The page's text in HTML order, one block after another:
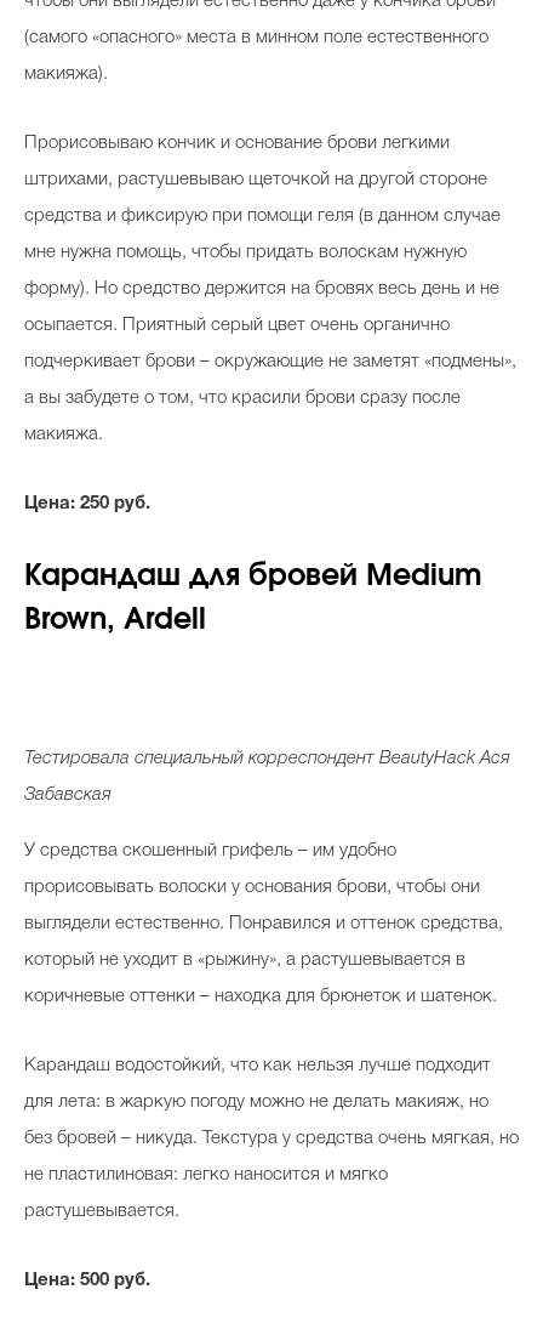
(самого «опасного» места в минном поле естественного
макияжа).
Прорисовываю кончик и основание брови легкими
штрихами, растушевываю щеточкой на другой стороне
средства и фиксирую при помощи геля (в данном случае
мне нужна помощь, чтобы придать волоскам нужную
форму). Но средство держится на бровях весь день и не
осыпается. Приятный серый цвет очень органично
подчеркивает брови – окружающие не заметят «подмены»,
а вы забудете о том, что красили брови сразу после
макияжа.
Цена: 250 руб.
Карандаш для бровей Medium
Brown, Ardell
Тестировала специальный корреспондент BeautyHack Ася
Забавская
У средства скошенный грифель – им удобно
прорисовывать волоски у основания брови, чтобы они
выглядели естественно. Понравился и оттенок средства,
который не уходит в «рыжину», а растушевывается в
коричневые оттенки – находка для брюнеток и шатенок.
Карандаш водостойкий, что как нельзя лучше подходит
для лета: в жаркую погоду можно не делать макияж, но
без бровей – никуда. Текстура у средства очень мягкая, но
не пластилиновая: легко наносится и мягко
растушевывается.
Цена: 500 руб.